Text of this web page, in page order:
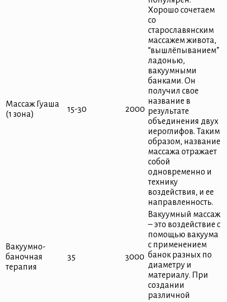
Хорошо сочетаем
со
старославянским
массажем живота,
“вышлёпыванием”
ладонью,
вакуумными
банками. Он
получил свое
название в
результате
объединения двух
иероглифов. Таким
образом, название
массажа отражает
собой
одновременно и
технику
воздействия, и ее
направленность.
Массаж Гуаша
(1 зона)
15-30 2000
Вакуумно-
баночная
терапия
35 3000
Вакуумный массаж
– это воздействие с
помощью вакуума
с применением
банок разных по
диаметру и
материалу. При
создании
различной